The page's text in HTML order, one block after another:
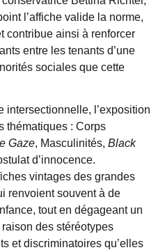
l’affiche valide la norme,
contribue ainsi à renforcer
entre les tenants d’une
sociales que cette
intersectionnelle, l’exposition
thématiques : Corps
Gaze, Masculinités, Black
d’innocence.
vintages des grandes
renvoient souvent à de
tout en dégageant un
des stéréotypes
et discriminatoires qu’elles